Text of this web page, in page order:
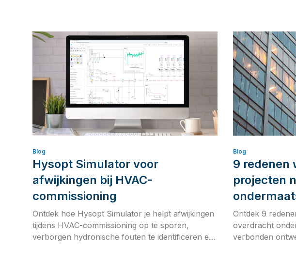
Blog
Hysopt Simulator voor
afwijkingen bij HVAC-
commissioning
Ontdek hoe Hysopt Simulator je helpt afwijkingen
tijdens HVAC-commissioning op te sporen,
verborgen hydronische fouten te identificeren en
Blog
9 redenen
projecten
Ontdek 9
overdracht
verbonden